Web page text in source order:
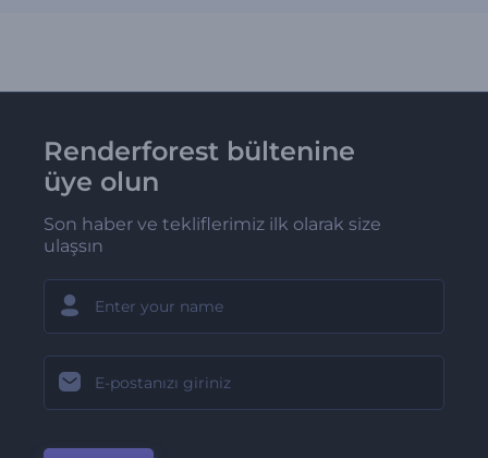
Renderforest bültenine
üye olun
Son haber ve tekliflerimiz ilk olarak size
ulaşsın